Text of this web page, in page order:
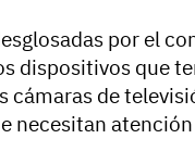
por el
dispositivos que
cámaras de
necesitan atención